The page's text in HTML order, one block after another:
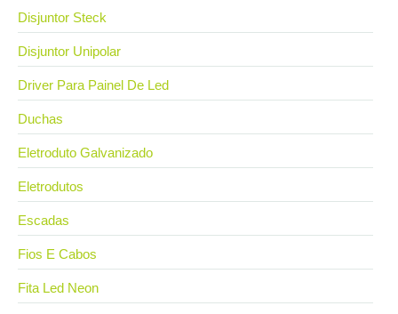
Disjuntor Steck
Disjuntor Unipolar
Driver Para Painel De Led
Duchas
Eletroduto Galvanizado
Eletrodutos
Escadas
Fios E Cabos
Fita Led Neon